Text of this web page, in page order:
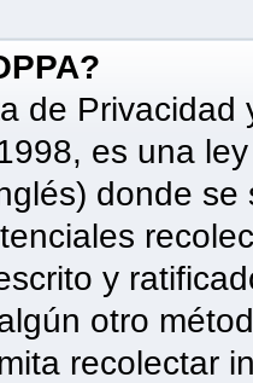
de
es una
donde
y
otro
recolectar